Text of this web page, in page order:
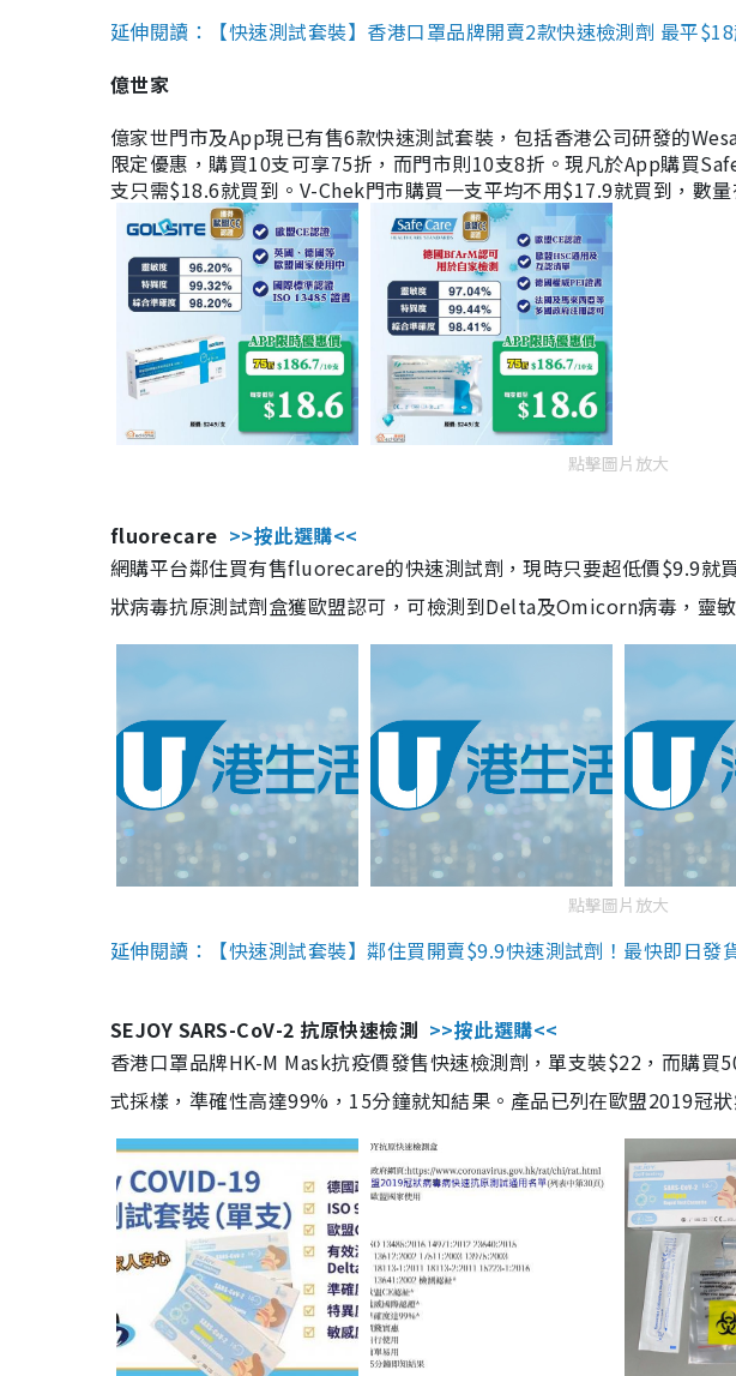
延伸閱讀：【快速測試套裝】香港口罩品牌開賣2款快速檢測劑 最平
億世家
億家世門市及App現已有售6款快速測試套裝，包括香港公司研發的
限定優惠，購買10支可享75折，而門市則10支8折。現凡於App購買
支只需$18.6就買到。V-Chek門市購買一支平均不用$17.9就買到，數量
點擊圖片放大
fluorecare >>按此選購<<
網購平台鄰住買有售fluorecare的快速測試劑，現時只要超低價$9.9就
狀病毒抗原測試劑盒獲歐盟認可，可檢測到Delta及Omicorn病毒，靈
點擊圖片放大
延伸閱讀：【快速測試套裝】鄰住買開賣$9.9快速測試劑！最快即日發
SEJOY SARS-CoV-2 抗原快速檢測 >>按此選購<<
香港口罩品牌HK-M Mask抗疫價發售快速檢測劑，單支裝$22，而購
式採樣，準確性高達99%，15分鐘就知結果。產品已列在歐盟2019冠